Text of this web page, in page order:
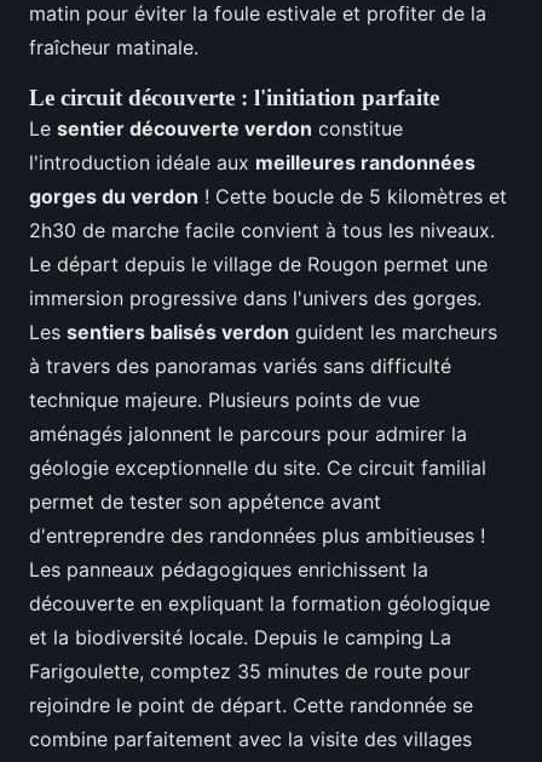
matin pour éviter la foule estivale et profiter de la
fraîcheur matinale.
Le circuit découverte : l'initiation parfaite
Le sentier découverte verdon constitue
l'introduction idéale aux meilleures randonnées
gorges du verdon ! Cette boucle de 5 kilomètres et
2h30 de marche facile convient à tous les niveaux.
Le départ depuis le village de Rougon permet une
immersion progressive dans l'univers des gorges.
Les sentiers balisés verdon guident les marcheurs
à travers des panoramas variés sans difficulté
technique majeure. Plusieurs points de vue
aménagés jalonnent le parcours pour admirer la
géologie exceptionnelle du site. Ce circuit familial
permet de tester son appétence avant
d'entreprendre des randonnées plus ambitieuses !
Les panneaux pédagogiques enrichissent la
découverte en expliquant la formation géologique
et la biodiversité locale. Depuis le camping La
Farigoulette, comptez 35 minutes de route pour
rejoindre le point de départ. Cette randonnée se
combine parfaitement avec la visite des villages